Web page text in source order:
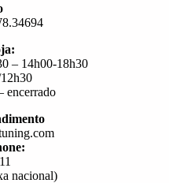
– 14h00-18h30
encerrado
nacional)